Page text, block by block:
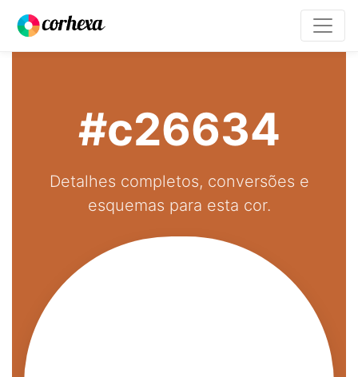
#c26634
Detalhes completos, conversões e
esquemas para esta cor.